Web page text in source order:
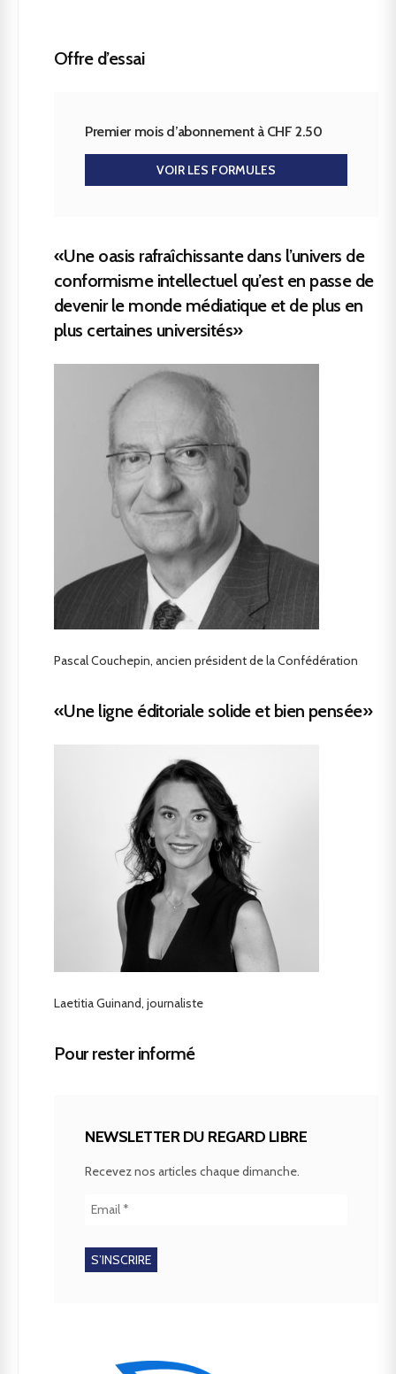
Offre d’essai
Premier mois d’abonnement à CHF 2.50
VOIR LES FORMULES
«Une oasis rafraîchissante dans l’univers de
conformisme intellectuel qu’est en passe de
devenir le monde médiatique et de plus en
plus certaines universités»
Pascal Couchepin, ancien président de la Confédération
«Une ligne éditoriale solide et bien pensée»
Laetitia Guinand, journaliste
Pour rester informé
NEWSLETTER DU REGARD LIBRE
Recevez nos articles chaque dimanche.